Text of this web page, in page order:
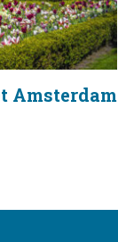
Amsterdam